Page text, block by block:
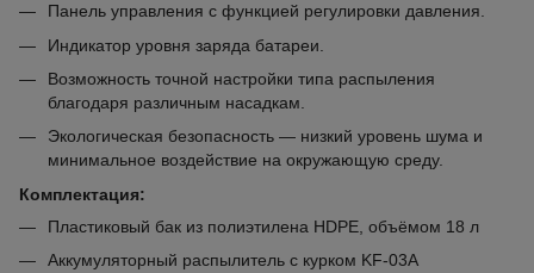
Панель управления с функцией регулировки давления.
Индикатор уровня заряда батареи.
Возможность точной настройки типа распыления
благодаря различным насадкам.
Экологическая безопасность — низкий уровень шума и
минимальное воздействие на окружающую среду.
Комплектация:
Пластиковый бак из полиэтилена HDPE, объёмом 18 л
Аккумуляторный распылитель с курком KF-03A